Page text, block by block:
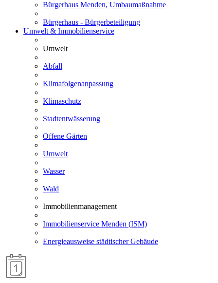
Bürgerhaus Menden, Umbaumaßnahme
Bürgerhaus - Bürgerbeteiligung
Umwelt & Immobilienservice
Umwelt
Abfall
Klimafolgenanpassung
Klimaschutz
Stadtentwässerung
Offene Gärten
Umwelt
Wasser
Wald
Immobilienmanagement
Immobilienservice Menden (ISM)
Energieausweise städtischer Gebäude